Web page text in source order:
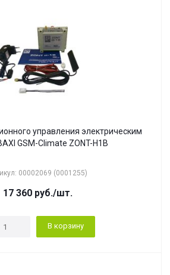
управления электрическим
GSM-Climate ZONT-H1B
00002069 (0001255)
17 360руб./шт.
В корзину